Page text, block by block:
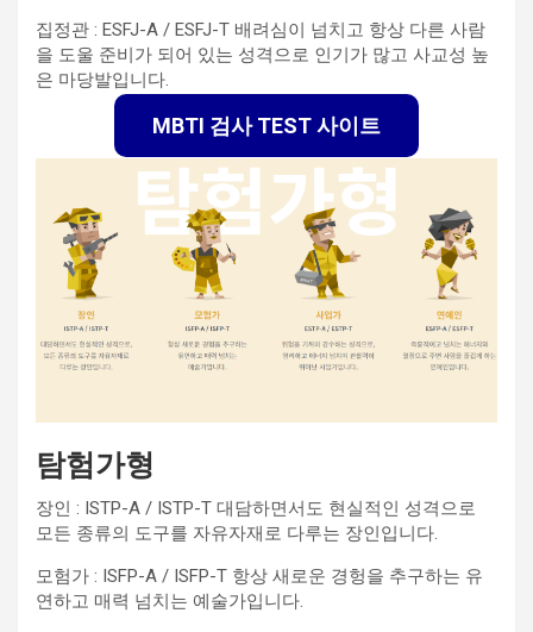
집정관 : ESFJ-A / ESFJ-T 배려심이 넘치고 항상 다른 사람
을 도울 준비가 되어 있는 성격으로 인기가 많고 사교성 높
은 마당발입니다.
MBTI 검사 TEST 사이트
탐험가형
장인 : ISTP-A / ISTP-T 대담하면서도 현실적인 성격으로
모든 종류의 도구를 자유자재로 다루는 장인입니다.
모험가 : ISFP-A / ISFP-T 항상 새로운 경헝을 추구하는 유
연하고 매력 넘치는 예술가입니다.